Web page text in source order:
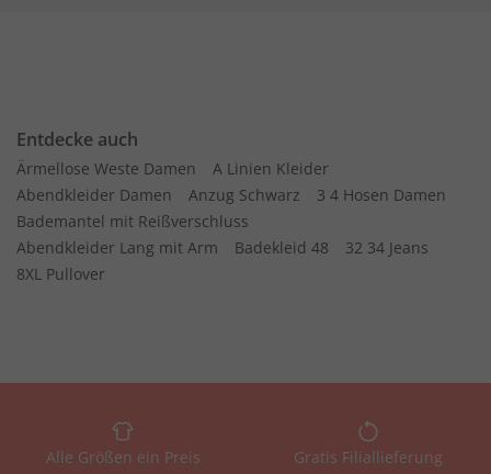
Entdecke auch
Ärmellose Weste Damen
A Linien Kleider
Abendkleider Damen
Anzug Schwarz
3 4 Hosen Damen
Bademantel mit Reißverschluss
Abendkleider Lang mit Arm
Badekleid 48
32 34 Jeans
8XL Pullover
Alle Größen ein Preis Gratis Filiallieferung